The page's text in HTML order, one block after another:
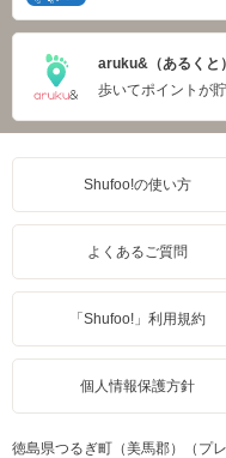
aruku&（あるくと）
歩いてポイントが
Shufoo!の使い方
よくあるご質問
「Shufoo!」利用規約
個人情報保護方針
徳島県つるぎ町（美馬郡）（プ